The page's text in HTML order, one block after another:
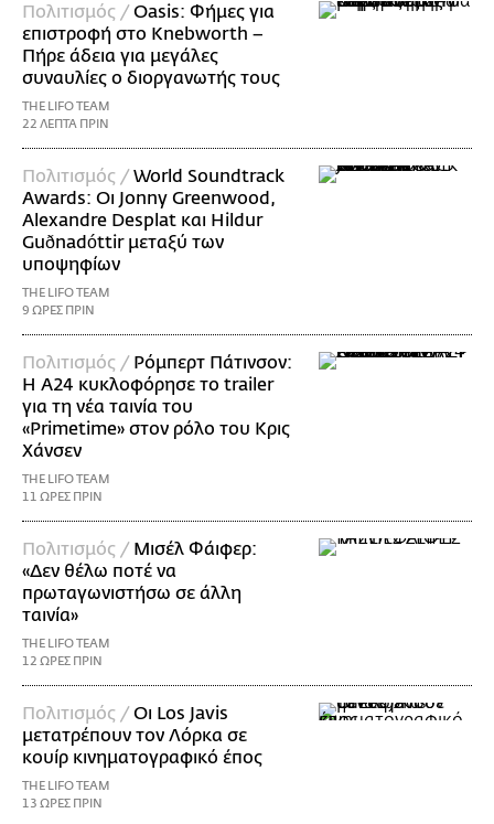
Πολιτισμός /Oasis: Φήμες για
επιστροφή στο Knebworth –
Πήρε άδεια για μεγάλες
συναυλίες ο διοργανωτής τους
THE LIFO TEAM
22 ΛΕΠΤΑ ΠΡΙΝ
Πολιτισμός /World Soundtrack
Awards: Οι Jonny Greenwood,
Alexandre Desplat και Hildur
Guðnadóttir μεταξύ των
υποψηφίων
THE LIFO TEAM
9 ΩΡΕΣ ΠΡΙΝ
Πολιτισμός / Ρόμπερτ Πάτινσον:
Η Α24 κυκλοφόρησε το trailer
για τη νέα ταινία του
«Primetime» στον ρόλο του Κρις
Χάνσεν
THE LIFO TEAM
11 ΩΡΕΣ ΠΡΙΝ
Πολιτισμός / Μισέλ Φάιφερ:
«Δεν θέλω ποτέ να
πρωταγωνιστήσω σε άλλη
ταινία»
THE LIFO TEAM
12 ΩΡΕΣ ΠΡΙΝ
Πολιτισμός /Οι Los Javis
μετατρέπουν τον Λόρκα σε
κουίρ κινηματογραφικό έπος
THE LIFO TEAM
13 ΩΡΕΣ ΠΡΙΝ